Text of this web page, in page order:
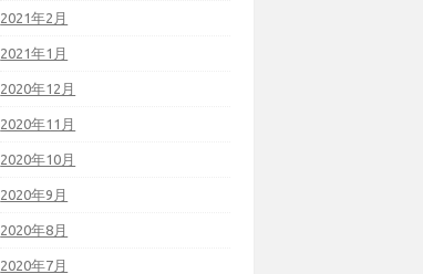
2021年2月
2021年1月
2020年12月
2020年11月
2020年10月
2020年9月
2020年8月
2020年7月